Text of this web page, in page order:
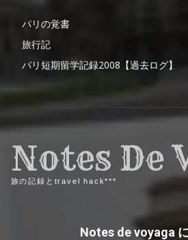
パリの覚書
旅行記
パリ短期留学記録2008【過去ログ】
Notes De
旅の記録とtravel hack***
Notes de voyaga